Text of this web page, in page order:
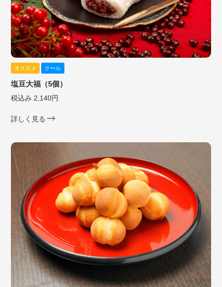
オススメ クール
塩豆大福（5個）
税込み 2,140円
詳しく見る